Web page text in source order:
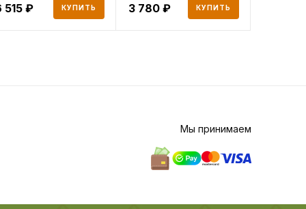
515 КУПИТЬ 3 780 КУПИТЬ
Мы принимаем